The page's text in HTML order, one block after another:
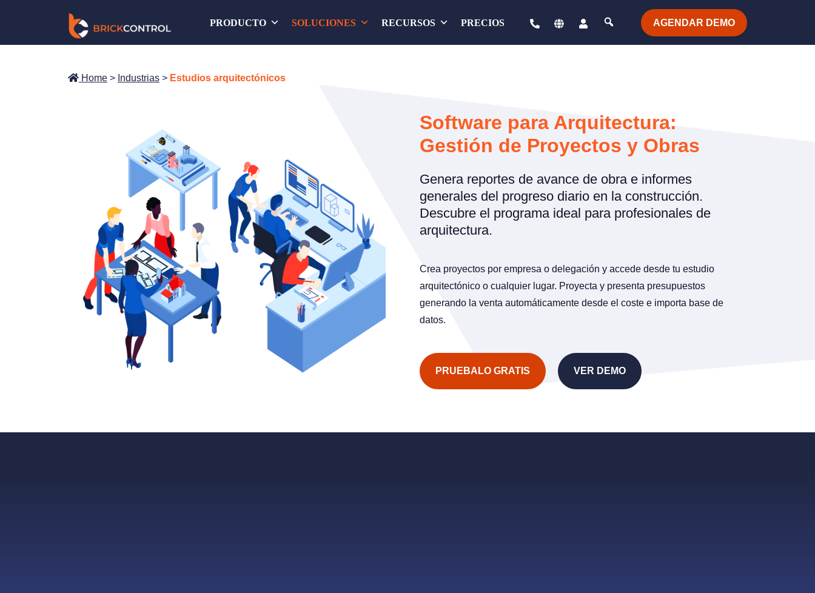
PRODUCTO SOLUCIONES RECURSOS PRECIOS AGENDAR DEMO
Home > Industrias > Estudios arquitectónicos
Software para Arquitectura:
Gestión de Proyectos y Obras
Genera reportes de avance de obra e informes
generales del progreso diario en la construcción.
Descubre el programa ideal para profesionales de
arquitectura.
Crea proyectos por empresa o delegación y accede desde tu estudio
arquitectónico o cualquier lugar. Proyecta y presenta presupuestos
generando la venta automáticamente desde el coste e importa base de
datos.
PRUEBALO GRATIS VER DEMO